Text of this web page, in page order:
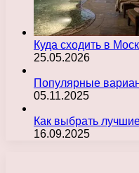
Куда сходить в
25.05.2026
Популярные
05.11.2025
Как выбрать
16.09.2025